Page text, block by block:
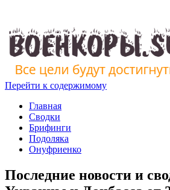
Перейти к содержимому
Главная
Сводки
Брифинги
Подоляка
Онуфриенко
Последние новости и